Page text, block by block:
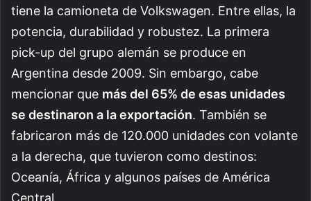
tiene la camioneta de Volkswagen. Entre ellas, la
potencia, durabilidad y robustez. La primera
pick-up del grupo alemán se produce en
Argentina desde 2009. Sin embargo, cabe
mencionar que más del 65% de esas unidades
se destinaron a la exportación. También se
fabricaron más de 120.000 unidades con volante
a la derecha, que tuvieron como destinos:
Oceanía, África y algunos países de América
Central.